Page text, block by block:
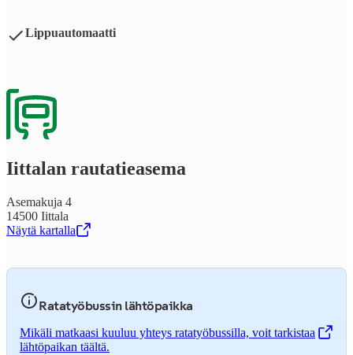
Lippuautomaatti
Iittalan rau­ta­tie­a­se­ma
Asemakuja 4
14500 Iittala
Näytä kartalla
,Avataan uudessa välilehdessä
Ratatyöbussin lähtöpaikka
Mikäli matkaasi kuuluu yhteys ratatyöbussilla, voit tarkistaa
lähtöpaikan täältä.
,Avataan uudessa välilehdessä